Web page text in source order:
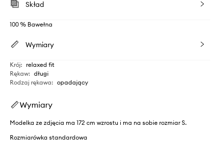
Skład
100 % Bawełna
Wymiary
Krój: relaxed fit
Rękaw: długi
Rodzaj rękawa: opadający
Wymiary
Modelka ze zdjęcia ma 172 cm wzrostu i ma na sobie rozmiar S.
Rozmiarówka standardowa